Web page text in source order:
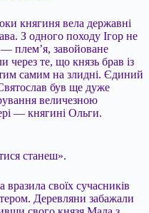
княгиня вела державні
З одного походу Ігор не
плем’я, завойоване
через те, що князь брав із
самим на злидні. Єдиний
був ще дуже
величезною
— княгині Ольги.
станеш».
своїх сучасників
Деревляни забажали